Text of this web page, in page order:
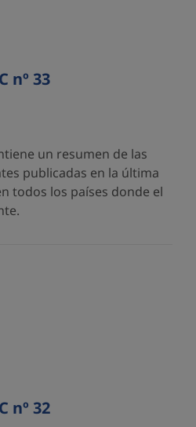
nº 33
un resumen de las
publicadas en la última
todos los países donde el
nº 32